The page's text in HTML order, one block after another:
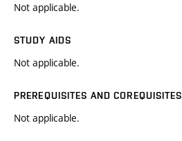
Not applicable.
STUDY AIDS
Not applicable.
PREREQUISITES AND COREQUISITES
Not applicable.